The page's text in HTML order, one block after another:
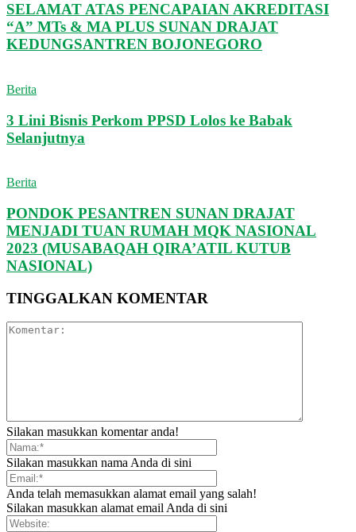
SELAMAT ATAS PENCAPAIAN AKREDITASI
“A” MTs & MA PLUS SUNAN DRAJAT
KEDUNGSANTREN BOJONEGORO
Berita
3 Lini Bisnis Perkom PPSD Lolos ke Babak
Selanjutnya
Berita
PONDOK PESANTREN SUNAN DRAJAT
MENJADI TUAN RUMAH MQK NASIONAL
2023 (MUSABAQAH QIRA’ATIL KUTUB
NASIONAL)
TINGGALKAN KOMENTAR
Silakan masukkan komentar anda!
Silakan masukkan nama Anda di sini
Anda telah memasukkan alamat email yang salah!
Silakan masukkan alamat email Anda di sini